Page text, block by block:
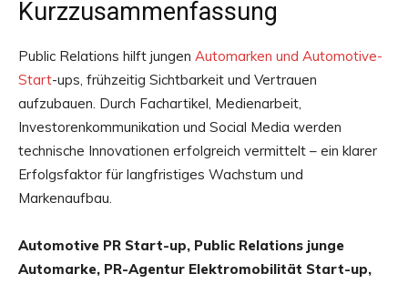
Kurzzusammenfassung
Public Relations hilft jungen Automarken und Automotive-
Start-ups, frühzeitig Sichtbarkeit und Vertrauen
aufzubauen. Durch Fachartikel, Medienarbeit,
Investorenkommunikation und Social Media werden
technische Innovationen erfolgreich vermittelt – ein klarer
Erfolgsfaktor für langfristiges Wachstum und
Markenaufbau.
Automotive PR Start-up, Public Relations junge
Automarke, PR-Agentur Elektromobilität Start-up,